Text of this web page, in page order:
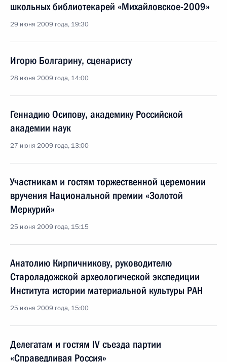
школьных библиотекарей «Михайловское-2009»
29 июня 2009 года, 19:30
Игорю Болгарину, сценаристу
28 июня 2009 года, 14:00
Геннадию Осипову, академику Российской
академии наук
27 июня 2009 года, 13:00
Участникам и гостям торжественной церемонии
вручения Национальной премии «Золотой
Меркурий»
25 июня 2009 года, 15:15
Анатолию Кирпичникову, руководителю
Староладожской археологической экспедиции
Института истории материальной культуры РАН
25 июня 2009 года, 15:00
Делегатам и гостям IV съезда партии
«Справедливая Россия»